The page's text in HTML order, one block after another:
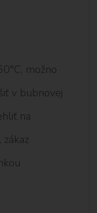
možno
v bubnovej
na